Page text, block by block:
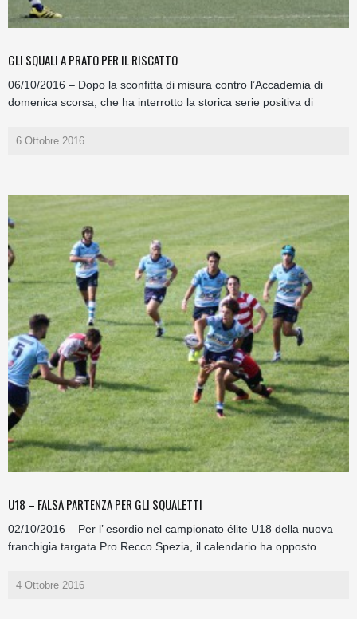
GLI SQUALI A PRATO PER IL RISCATTO
06/10/2016 – Dopo la sconfitta di misura contro l’Accademia di
domenica scorsa, che ha interrotto la storica serie positiva di
6 Ottobre 2016
U18 – FALSA PARTENZA PER GLI SQUALETTI
02/10/2016 – Per l’ esordio nel campionato élite U18 della nuova
franchigia targata Pro Recco Spezia, il calendario ha opposto
4 Ottobre 2016